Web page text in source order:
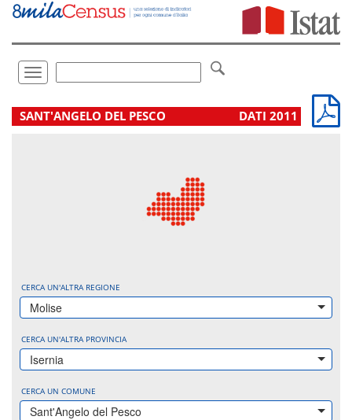
Vai
direttamente
Toggle
navigation
.
SANT'ANGELO DEL PESCO DATI 2011
CERCA UN'ALTRA REGIONE
Molise
CERCA UN'ALTRA PROVINCIA
Isernia
CERCA UN COMUNE
Sant'Angelo del Pesco